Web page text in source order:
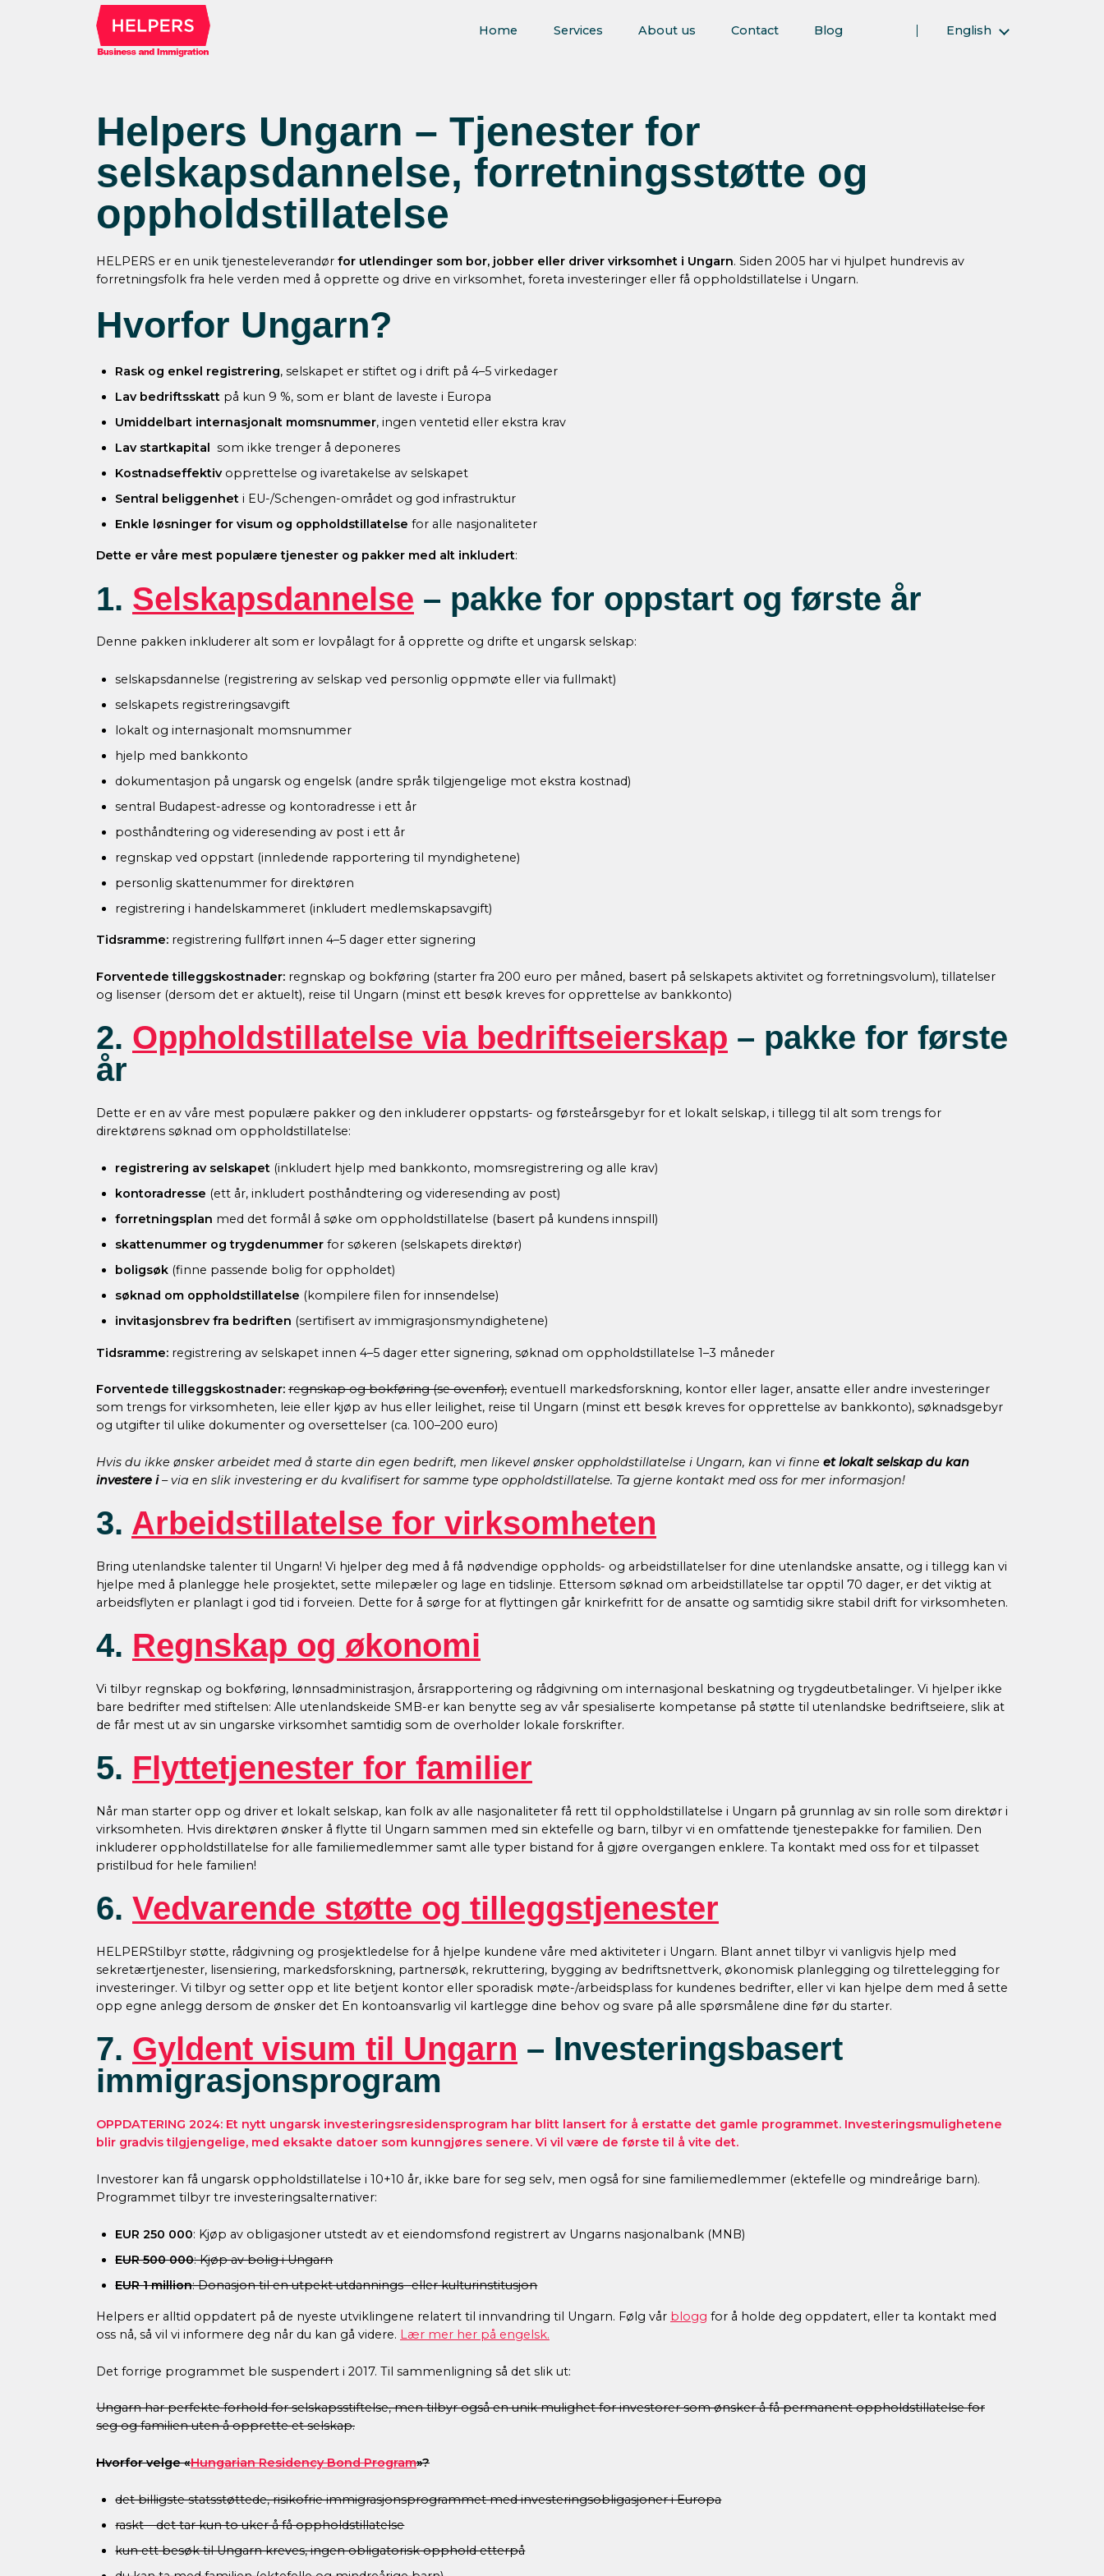
Home Services About us Contact Blog English
Helpers Ungarn – Tjenester for
selskapsdannelse, forretningsstøtte og
oppholdstillatelse
HELPERS er en unik tjenesteleverandør for utlendinger som bor, jobber eller driver virksomhet i Ungarn. Siden 2005 har vi hjulpet hundrevis av
forretningsfolk fra hele verden med å opprette og drive en virksomhet, foreta investeringer eller få oppholdstillatelse i Ungarn.
Hvorfor Ungarn?
Rask og enkel registrering, selskapet er stiftet og i drift på 4–5 virkedager
Lav bedriftsskatt på kun 9 %, som er blant de laveste i Europa
Umiddelbart internasjonalt momsnummer, ingen ventetid eller ekstra krav
Lav startkapital som ikke trenger å deponeres
Kostnadseffektiv opprettelse og ivaretakelse av selskapet
Sentral beliggenheti EU-/Schengen-området og god infrastruktur
Enkle løsninger for visum og oppholdstillatelsefor alle nasjonaliteter
Dette er våre mest populære tjenester og pakker med alt inkludert:
1. Selskapsdannelse – pakke for oppstart og første år
Denne pakken inkluderer alt som er lovpålagt for å opprette og drifte et ungarsk selskap:
selskapsdannelse (registrering av selskap ved personlig oppmøte eller via fullmakt)
selskapets registreringsavgift
lokalt og internasjonalt momsnummer
hjelp med bankkonto
dokumentasjon på ungarsk og engelsk (andre språk tilgjengelige mot ekstra kostnad)
sentral Budapest-adresse og kontoradresse i ett år
posthåndtering og videresending av post i ett år
regnskap ved oppstart (innledende rapportering til myndighetene)
personlig skattenummer for direktøren
registrering i handelskammeret (inkludert medlemskapsavgift)
Tidsramme: registrering fullført innen 4–5 dager etter signering
Forventede tilleggskostnader: regnskap og bokføring (starter fra 200 euro per måned, basert på selskapets aktivitet og forretningsvolum), tillatelser
og lisenser (dersom det er aktuelt), reise til Ungarn (minst ett besøk kreves for opprettelse av bankkonto)
2. Oppholdstillatelse via bedriftseierskap – pakke for første
år
Dette er en av våre mest populære pakker og den inkluderer oppstarts- og førsteårsgebyr for et lokalt selskap, i tillegg til alt som trengs for
direktørens søknad om oppholdstillatelse:
registrering av selskapet (inkludert hjelp med bankkonto, momsregistrering og alle krav)
kontoradresse (ett år, inkludert posthåndtering og videresending av post)
forretningsplan med det formål å søke om oppholdstillatelse (basert på kundens innspill)
skattenummer og trygdenummerfor søkeren (selskapets direktør)
boligsøk (finne passende bolig for oppholdet)
søknad om oppholdstillatelse (kompilere filen for innsendelse)
invitasjonsbrev fra bedriften (sertifisert av immigrasjonsmyndighetene)
Tidsramme: registrering av selskapet innen 4–5 dager etter signering, søknad om oppholdstillatelse 1–3 måneder
Forventede tilleggskostnader: regnskap og bokføring (se ovenfor), eventuell markedsforskning, kontor eller lager, ansatte eller andre investeringer
som trengs for virksomheten, leie eller kjøp av hus eller leilighet, reise til Ungarn (minst ett besøk kreves for opprettelse av bankkonto), søknadsgebyr
og utgifter til ulike dokumenter og oversettelser (ca. 100–200 euro)
Hvis du ikke ønsker arbeidet med å starte din egen bedrift, men likevel ønsker oppholdstillatelse i Ungarn, kan vi finne et lokalt selskap du kan
investere i– via en slik investering er du kvalifisert for samme type oppholdstillatelse. Ta gjerne kontakt med oss for mer informasjon!
3. Arbeidstillatelse for virksomheten
Bring utenlandske talenter til Ungarn! Vi hjelper deg med å få nødvendige oppholds- og arbeidstillatelser for dine utenlandske ansatte, og i tillegg kan vi
hjelpe med å planlegge hele prosjektet, sette milepæler og lage en tidslinje. Ettersom søknad om arbeidstillatelse tar opptil 70 dager, er det viktig at
arbeidsflyten er planlagt i god tid i forveien. Dette for å sørge for at flyttingen går knirkefritt for de ansatte og samtidig sikre stabil drift for virksomheten.
4. Regnskap og økonomi
Vi tilbyr regnskap og bokføring, lønnsadministrasjon, årsrapportering og rådgivning om internasjonal beskatning og trygdeutbetalinger. Vi hjelper ikke
bare bedrifter med stiftelsen: Alle utenlandskeide SMB-er kan benytte seg av vår spesialiserte kompetanse på støtte til utenlandske bedriftseiere, slik at
de får mest ut av sin ungarske virksomhet samtidig som de overholder lokale forskrifter.
5. Flyttetjenester for familier
Når man starter opp og driver et lokalt selskap, kan folk av alle nasjonaliteter få rett til oppholdstillatelse i Ungarn på grunnlag av sin rolle som direktør i
virksomheten. Hvis direktøren ønsker å flytte til Ungarn sammen med sin ektefelle og barn, tilbyr vi en omfattende tjenestepakke for familien. Den
inkluderer oppholdstillatelse for alle familiemedlemmer samt alle typer bistand for å gjøre overgangen enklere. Ta kontakt med oss for et tilpasset
pristilbud for hele familien!
6. Vedvarende støtte og tilleggstjenester
HELPERStilbyr støtte, rådgivning og prosjektledelse for å hjelpe kundene våre med aktiviteter i Ungarn. Blant annet tilbyr vi vanligvis hjelp med
sekretærtjenester, lisensiering, markedsforskning, partnersøk, rekruttering, bygging av bedriftsnettverk, økonomisk planlegging og tilrettelegging for
investeringer. Vi tilbyr og setter opp et lite betjent kontor eller sporadisk møte-/arbeidsplass for kundenes bedrifter, eller vi kan hjelpe dem med å sette
opp egne anlegg dersom de ønsker det En kontoansvarlig vil kartlegge dine behov og svare på alle spørsmålene dine før du starter.
7. Gyldent visum til Ungarn – Investeringsbasert
immigrasjonsprogram
OPPDATERING 2024: Et nytt ungarsk investeringsresidensprogram har blitt lansert for å erstatte det gamle programmet. Investeringsmulighetene
blir gradvis tilgjengelige, med eksakte datoer som kunngjøres senere. Vi vil være de første til å vite det.
Investorer kan få ungarsk oppholdstillatelse i 10+10 år, ikke bare for seg selv, men også for sine familiemedlemmer (ektefelle og mindreårige barn).
Programmet tilbyr tre investeringsalternativer:
EUR 250 000: Kjøp av obligasjoner utstedt av et eiendomsfond registrert av Ungarns nasjonalbank (MNB)
EUR 500 000: Kjøp av bolig i Ungarn
EUR 1 million: Donasjon til en utpekt utdannings- eller kulturinstitusjon
Helpers er alltid oppdatert på de nyeste utviklingene relatert til innvandring til Ungarn. Følg vår blogg for å holde deg oppdatert, eller ta kontakt med
oss nå, så vil vi informere deg når du kan gå videre. Lær mer her på engelsk.
Det forrige programmet ble suspendert i 2017. Til sammenligning så det slik ut:
Ungarn har perfekte forhold for selskapsstiftelse, men tilbyr også en unik mulighet for investorer som ønsker å få permanent oppholdstillatelse for
seg og familien uten å opprette et selskap.
Hvorfor velge «Hungarian Residency Bond Program»?
det billigste statsstøttede, risikofrie immigrasjonsprogrammet med investeringsobligasjoner i Europa
raskt – det tar kun to uker å få oppholdstillatelse
kun ett besøk til Ungarn kreves, ingen obligatorisk opphold etterpå